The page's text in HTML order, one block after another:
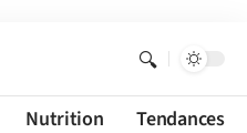
Nutrition Tendances